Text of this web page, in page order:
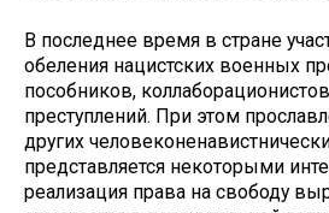
В последнее время в стране
обеления нацистских военных
пособников,
преступлений. При этом
других
представляется некоторыми
реализация права на свободу